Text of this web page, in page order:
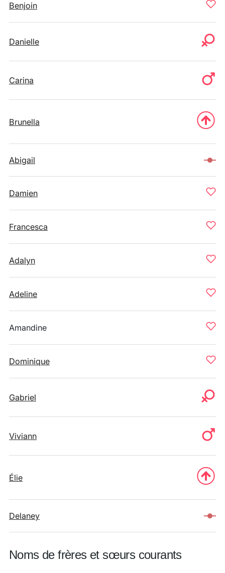
Benjoin
Danielle
Carina
Brunella
Abigail
Damien
Francesca
Adalyn
Adeline
Amandine
Dominique
Gabriel
Viviann
Élie
Delaney
Noms de frères et sœurs courants